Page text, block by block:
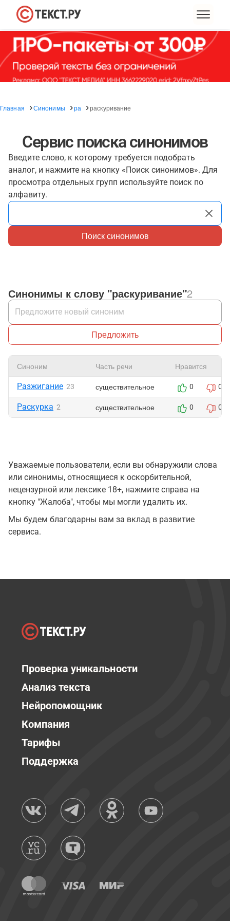
Главная Синонимы ра раскуривание
Сервис поиска синонимов
Введите слово, к которому требуется подобрать
аналог, и нажмите на кнопку «Поиск синонимов». Для
просмотра отдельных групп используйте поиск по
алфавиту.
Поиск синонимов
Синонимы к слову "раскуривание"2
Предложить
Синоним Часть речи Нравится
Разжигание 23 существительное 0 0
Раскурка 2 существительное 0 0
Уважаемые пользователи, если вы обнаружили слова
или синонимы, относящиеся к оскорбительной,
нецензурной или лексике 18+, нажмите справа на
кнопку "Жалоба", чтобы мы могли удалить их.
Мы будем благодарны вам за вклад в развитие
сервиса.
Проверка уникальности
Анализ текста
Нейропомощник
Компания
Тарифы
Поддержка